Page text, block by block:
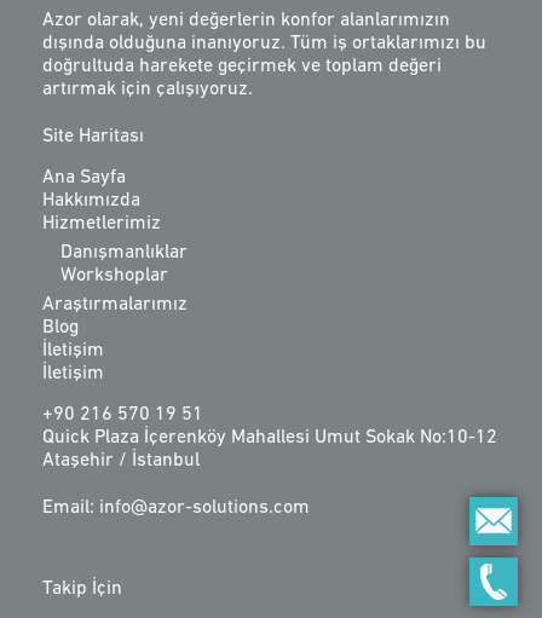
Azor olarak, yeni değerlerin konfor alanlarımızın
dışında olduğuna inanıyoruz. Tüm iş ortaklarımızı bu
doğrultuda harekete geçirmek ve toplam değeri
artırmak için çalışıyoruz.
Site Haritası
Ana Sayfa
Hakkımızda
Hizmetlerimiz
Danışmanlıklar
Workshoplar
Araştırmalarımız
Blog
İletişim
İletişim
+90 216 570 19 51
Quick Plaza İçerenköy Mahallesi Umut Sokak No:10-12
Ataşehir / İstanbul
Email: info@azor-solutions.com
Takip İçin